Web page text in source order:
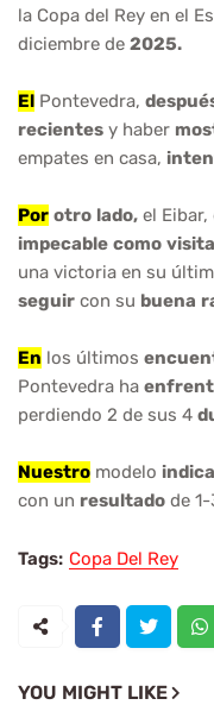
la Copa del Rey en el
diciembre de 2025.
El Pontevedra,
recientes y haber
empates en casa,
Por otro lado, el
impecable como
una victoria en su
seguir con su buena
En los últimos
Pontevedra ha
perdiendo 2 de sus 4
Nuestro modelo indica
con un resultado de 1-
Tags: Copa Del Rey
YOU MIGHT LIKE